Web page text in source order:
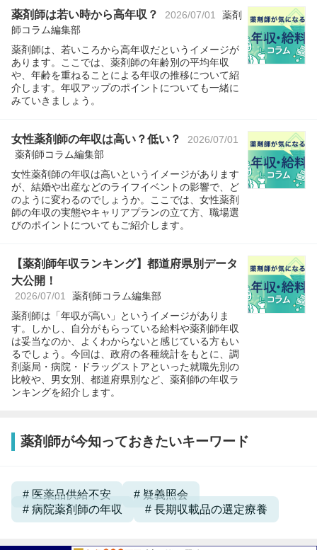
薬剤師は若い時から高年収？ 2026/07/01
薬剤
師コラム編集部
薬剤師は、若いころから高年収だというイメージが
あります。ここでは、薬剤師の年齢別の平均年収
や、年齢を重ねることによる年収の推移について紹
介します。年収アップのポイントについても一緒に
みていきましょう。
女性薬剤師の年収は高い？低い？
2026/07/01
薬剤師コラム編集部
女性薬剤師の年収は高いというイメージがあります
が、結婚や出産などのライフイベントの影響で、ど
のように変わるのでしょうか。ここでは、女性薬剤
師の年収の実態やキャリアプランの立て方、職場選
びのポイントについてもご紹介します。
【薬剤師年収ランキング】都道府県別データ
大公開！
2026/07/01 薬剤師コラム編集部
薬剤師は「年収が高い」というイメージがありま
す。しかし、自分がもらっている給料や薬剤師年収
は妥当なのか、よくわからないと感じている方もい
るでしょう。今回は、政府の各種統計をもとに、調
剤薬局・病院・ドラッグストアといった就職先別の
比較や、男女別、都道府県別など、薬剤師の年収ラ
ンキングを紹介します。
薬剤師が今知っておきたいキーワード
医薬品供給不安
疑義照会
病院薬剤師の年収
長期収載品の選定療養